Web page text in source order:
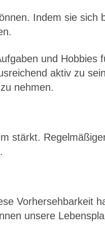
Indem sie sich
und Hobbies
aktiv zu
nehmen.
stärkt.
Vorhersehbarkeit
unsere